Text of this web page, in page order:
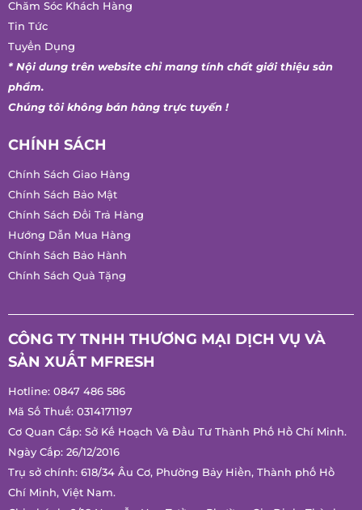
Giới Thiệu
Chăm Sóc Khách Hàng
Tin Tức
Tuyển Dụng
* Nội dung trên website chỉ mang tính chất giới thiệu sản
phẩm.
CHÍNH SÁCH
Chính Sách Giao Hàng
Chính Sách Bảo Mật
Chính Sách Đổi Trả Hàng
Hướng Dẫn Mua Hàng
Chính Sách Bảo Hành
CÔNG TY TNHH THƯƠNG MẠI DỊCH VỤ VÀ
SẢN XUẤT MFRESH
Hotline:0847 486 586
Mã Số Thuế: 0314171197
Cơ Quan Cấp: Sở Kế Hoạch Và Đầu Tư Thành Phố Hồ Chí
Minh.
Ngày Cấp: 26/12/2016